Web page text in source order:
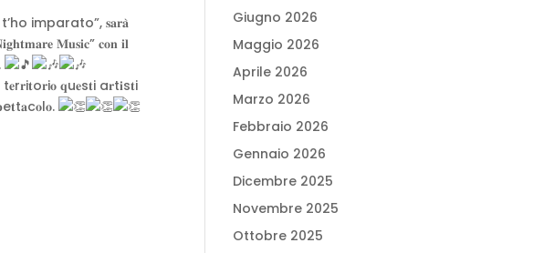
t’ho imparato”, 𝐬𝐚𝐫𝐚̀
𝐌𝐮𝐬𝐢𝐜” 𝐜𝐨𝐧 𝐢𝐥
.
𝐪u𝐞s𝐭i a𝐫t𝐢s𝐭i
Giugno 2026
Maggio 2026
Aprile 2026
Marzo 2026
Febbraio 2026
Gennaio 2026
Dicembre 2025
Novembre 2025
Ottobre 2025